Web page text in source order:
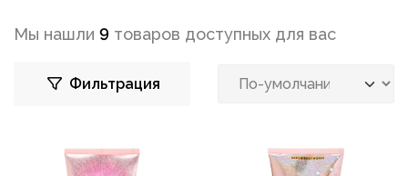
Мы нашли 9 товаров доступных для вас
Фильтрация